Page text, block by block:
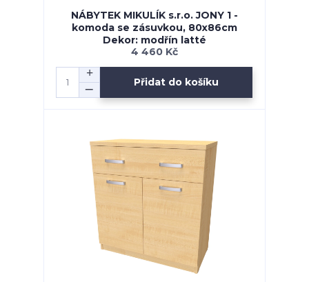
NÁBYTEK MIKULÍK s.r.o. JONY 1 -
komoda se zásuvkou, 80x86cm
Dekor: modřín latté
4 460 Kč
Přidat do košíku